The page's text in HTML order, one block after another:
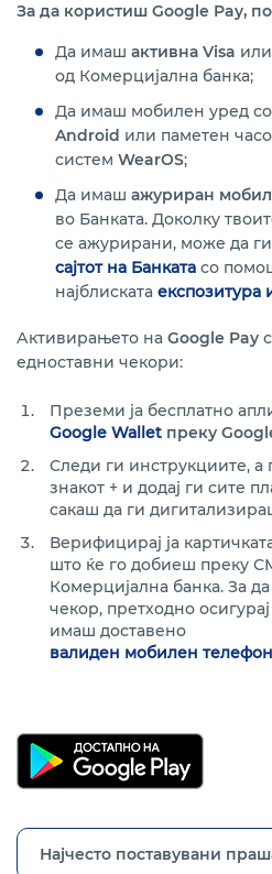
За да користиш Google Pay,
Да имаш активна Visa или
од Комерцијална банка;
Да имаш мобилен уред
Android или паметен
систем WearOS;
Да имаш ажуриран
во Банката. Доколку
се ажурирани, може да
сајтот на Банката со
најблиската експозитура
Активирањето на Google Pay
едноставни чекори:
Преземи ја бесплатно
Google Wallet преку
Следи ги инструкциите, а
знакот + и додај ги сите
сакаш да ги
Верифицирај ја
што ќе го добиеш преку
Комерцијална банка. За
чекор, претходно
имаш доставено
валиден мобилен
Најчесто поставувани